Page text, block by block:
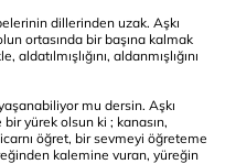
dillerinden uzak. Aşkı
ortasında bir başına kalmak
aldanmışlığını
mu dersin. Aşkı
yürek olsun ki ; kanasın,
öğret, bir sevmeyi öğreteme
kalemine vuran, yüreğin